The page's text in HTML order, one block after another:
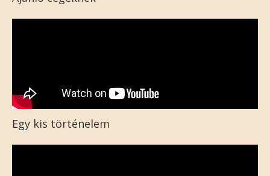
Egy kis történelem